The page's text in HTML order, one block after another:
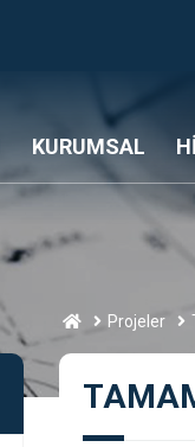
KURUMSAL
Projeler